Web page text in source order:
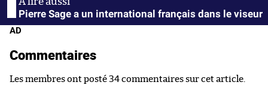
Pierre Sage a un international français dans le viseur
AD
Commentaires
Les membres ont posté 34 commentaires sur cet article.